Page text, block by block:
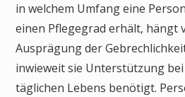
in welchem Umfang eine
einen Pflegegrad erhält, hängt
Ausprägung der
inwieweit sie Unterstützung
täglichen Lebens benötigt.